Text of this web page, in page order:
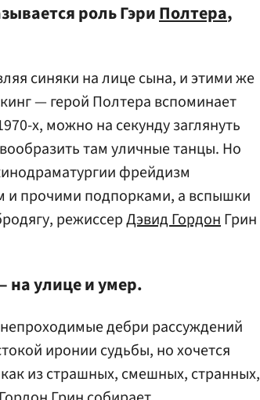
роль ГэриПолтера,
синяки на лице сына, и этими же
— герой Полтера вспоминает
х, можно на секунду заглянуть
там уличные танцы. Но
фрейдизм
и прочими подпорками, а вспышки
режиссерДэвид ГордонГрин
улице и умер.
дебри рассуждений
иронии судьбы, но хочется
из страшных, смешных, странных,